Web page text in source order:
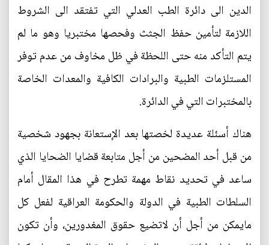
الدين الى دائرة الطب العدلي التي تفتقد الى الشروط
اللازمة لتأمين حفظ الجثث وفحصها مختبريا وهو ما لم
يتم التأكد منه حتى اللحظة في ظل مخاوف من عدم توفر
المستلزمات الطبية والبرادات الكافية والمعدات الخاصة
بالمختبرات التي في الدائرة.
هناك أسئلة عديدة لخصتها بعد الإستعانة بجهود شخصية
من قبل أحد المضحين من أجل متابعة قضايا الضحايا الذي
ساعد في تحديد نقاط مهمة تطرح في هذا المقال أمام
السلطات الطبية في الدولة والحكومة العراقية لفعل كل
مايمكن من أجل أن لاتضيع حقوق المغدورين، وأن تكون